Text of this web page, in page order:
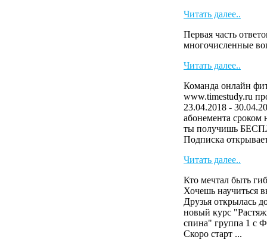
Читать далее..
Первая часть
многочисленные
Читать далее..
Команда онлайн
www.timestudy.ru
23.04.2018 -
абонемента сроком
ты получишь
Подписка
Читать далее..
Кто мечтал быть
Хочешь научиться
Друзья открылась
новый курс
спина" группа 1 с
Скоро старт ...